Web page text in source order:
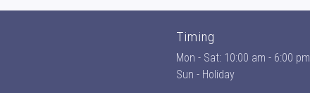
Timing
Mon - Sat: 10:00 am - 6:00 pm
Sun - Holiday